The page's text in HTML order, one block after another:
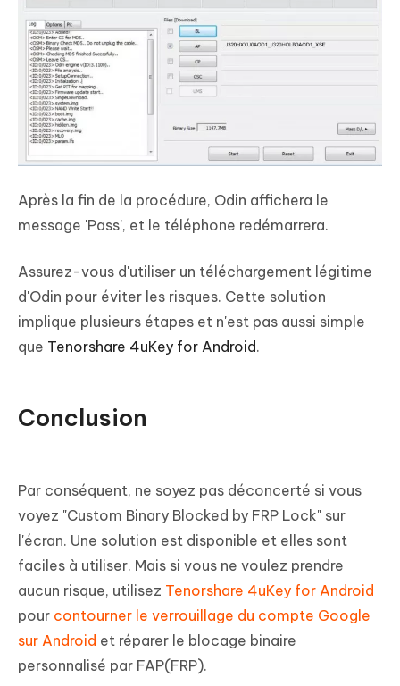
Après la fin de la procédure, Odin affichera le
message 'Pass', et le téléphone redémarrera.
Assurez-vous d'utiliser un téléchargement légitime
d'Odin pour éviter les risques. Cette solution
implique plusieurs étapes et n'est pas aussi simple
que Tenorshare 4uKey for Android.
Conclusion
Par conséquent, ne soyez pas déconcerté si vous
voyez "Custom Binary Blocked by FRP Lock" sur
l'écran. Une solution est disponible et elles sont
faciles à utiliser. Mais si vous ne voulez prendre
aucun risque, utilisez Tenorshare 4uKey for Android
pour contourner le verrouillage du compte Google
sur Android et réparer le blocage binaire
personnalisé par FAP(FRP).